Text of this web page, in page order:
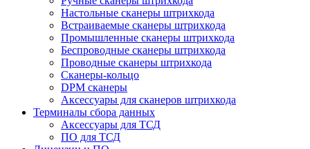
Настольные сканеры штрихкода
Встраиваемые сканеры штрихкода
Промышленные сканеры штрихкода
Беспроводные сканеры штрихкода
Проводные сканеры штрихкода
Сканеры-кольцо
DPM сканеры
Аксессуары для сканеров штрихкода
Терминалы сбора данных
Аксессуары для ТСД
ПО для ТСД